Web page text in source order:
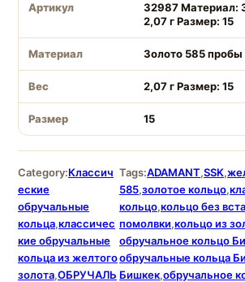
Артикул
32987 Материал:
2,07 г Размер: 15
Материал Золото 585 пробы
Вес 2,07 г Размер: 15
Размер 15
Category:Классич
еские
обручальные
кольца,классичес
кие обручальные
кольца из желтого
золота,ОБРУЧАЛЬ
Tags:ADAMANT,SSK,
585,золотое кольцо,
кольцо,кольцо без
помолвки,кольцо из
обручальное кольцо
обручальные кольца
Бишкек,обручальное